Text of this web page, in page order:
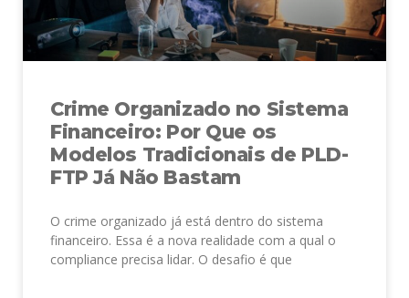
Crime Organizado no Sistema
Financeiro: Por Que os
Modelos Tradicionais de PLD-
FTP Já Não Bastam
O crime organizado já está dentro do sistema
financeiro. Essa é a nova realidade com a qual o
compliance precisa lidar. O desafio é que